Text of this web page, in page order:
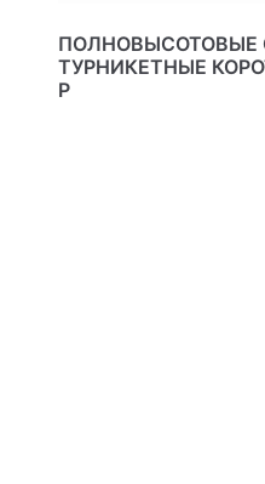
ТУРНИКЕТНЫЕ
P